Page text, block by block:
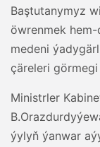
Baştutanymyz
öwrenmek
medeni
çäreleri
Ministrler
ýylyň ýanwar